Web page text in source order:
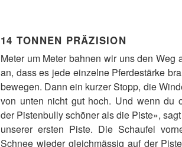
14 TONNEN PRÄZISION
Meter um Meter bahnen wir uns den
an, dass es jede einzelne Pferdestärke
bewegen. Dann ein kurzer Stopp, die
von unten nicht gut hoch. Und wenn du
der Pistenbully schöner als die Piste»,
unserer ersten Piste. Die Schaufel
Schnee wieder gleichmässig auf der